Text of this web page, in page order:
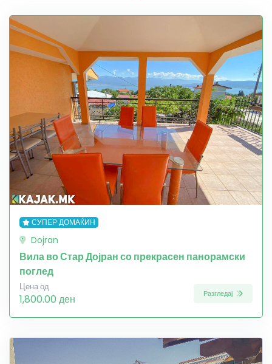
СУПЕР ДОМАЌИН
Dojran
Вила во Стар Дојран со прекрасен панорамски
поглед
Цена од
1,800.00 ден Разгледај